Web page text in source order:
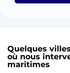
Quelques
où nous
maritimes